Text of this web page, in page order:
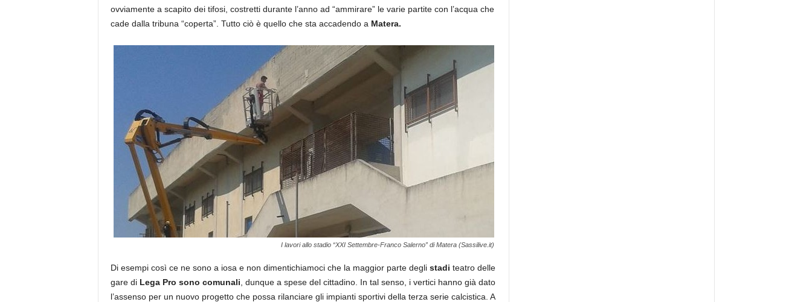
ovviamente a scapito dei tifosi, costretti durante l’anno ad “ammirare” le varie partite con l’acqua che
cade dalla tribuna “coperta”. Tutto ciò è quello che sta accadendo a Matera.
I lavori allo stadio “XXI Settembre-Franco Salerno” di Matera (Sassilive.it)
Di esempi così ce ne sono a iosa e non dimentichiamoci che la maggior parte degli stadi teatro delle
gare di Lega Pro sono comunali , dunque a spese del cittadino. In tal senso, i vertici hanno già dato
l’assenso per un nuovo progetto che possa rilanciare gli impianti sportivi della terza serie calcistica. A